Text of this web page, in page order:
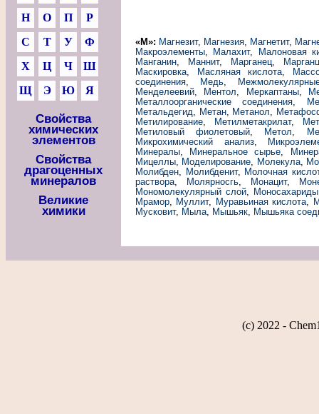
Н
О П
Р
С
Т У
Ф
Х
Ц Ч
Ш
Щ
Э Ю Я
Свойства
химических
элементов
Свойства
драгоценных
минералов
Великие
химики
«М»: Магнезит, Магнезия, Магнетит,
Макроэлементы, Малахит,
Малоновая
Манганин, Маннит, Марганец,
Маскировка, Масляная кислота,
соединения, Медь,
Менделеевий, Ментол, Меркаптаны,
Металлоорганические соединения,
Метальдегид, Метан, Метанол,
Метилирование, Метилметакрилат,
Метиловый фиолетовый, Метол,
Микрохимический анализ,
Минералы, Минеральное сырье,
Мицеллы, Моделирование, Молекула,
Молибден, Молибденит, Молочная
раствора, Молярносгь, Монацит,
Мономолекулярный слой, Моносахариды
Мрамор, Муллит, Муравьиная кислота,
Мусковит, Мыла, Мышьяк, Мышьяка
(c) 2022 -